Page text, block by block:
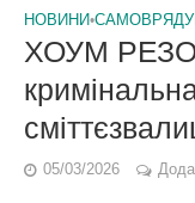
НОВИНИ•
ХОУМ
05/03/2026